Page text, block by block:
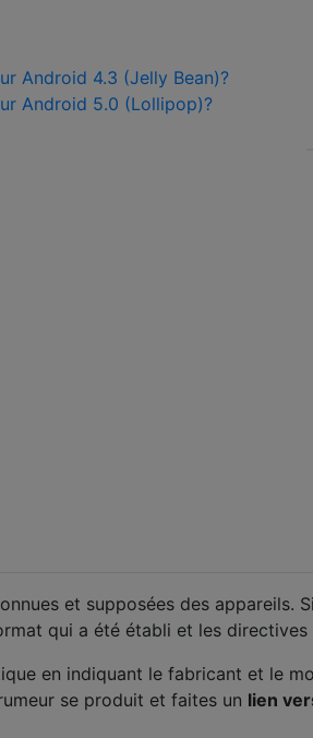
Android 4.3 (Jelly Bean)?
Android 5.0 (Lollipop)?
et supposées des appareils.
qui a été établi et les directives
en indiquant le fabricant et le
se produit et faites un lien